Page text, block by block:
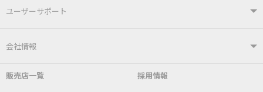
製品情報TOP
はんだ付けシステム
こて先 自動はんだ送り装置
ユーザーサポート
ユーザーサポートTOP
よくあるご質問 デモ機貸し出しサービス
会社情報
会社概要 社長あいさつ
販売店一覧 採用情報